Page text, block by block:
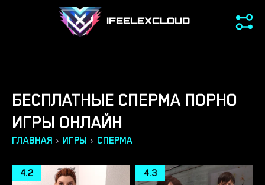
IFEELEXCLOUD
БЕСПЛАТНЫЕ СПЕРМА ПОРНО
ИГРЫ ОНЛАЙН
ГЛАВНАЯ › ИГРЫ › СПЕРМА
4.2 4.3